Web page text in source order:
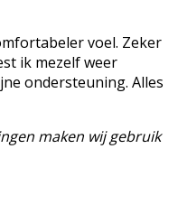
voel. Zeker
ik mezelf weer
ondersteuning. Alles
maken wij gebruik